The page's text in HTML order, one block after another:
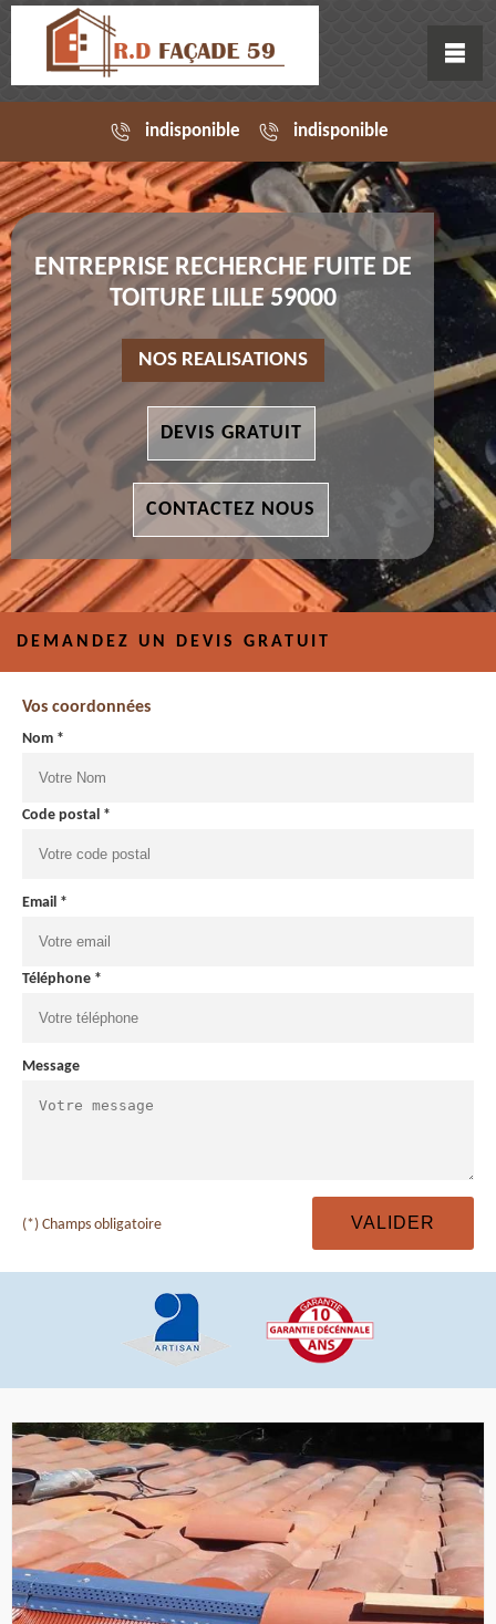
indisponible indisponible
ENTREPRISE RECHERCHE FUITE DE
TOITURE LILLE 59000
NOS REALISATIONS
DEVIS GRATUIT
CONTACTEZ NOUS
DEMANDEZ UN DEVIS GRATUIT
Vos coordonnées
Nom *
Code postal *
Email *
Téléphone *
Message
(*) Champs obligatoire